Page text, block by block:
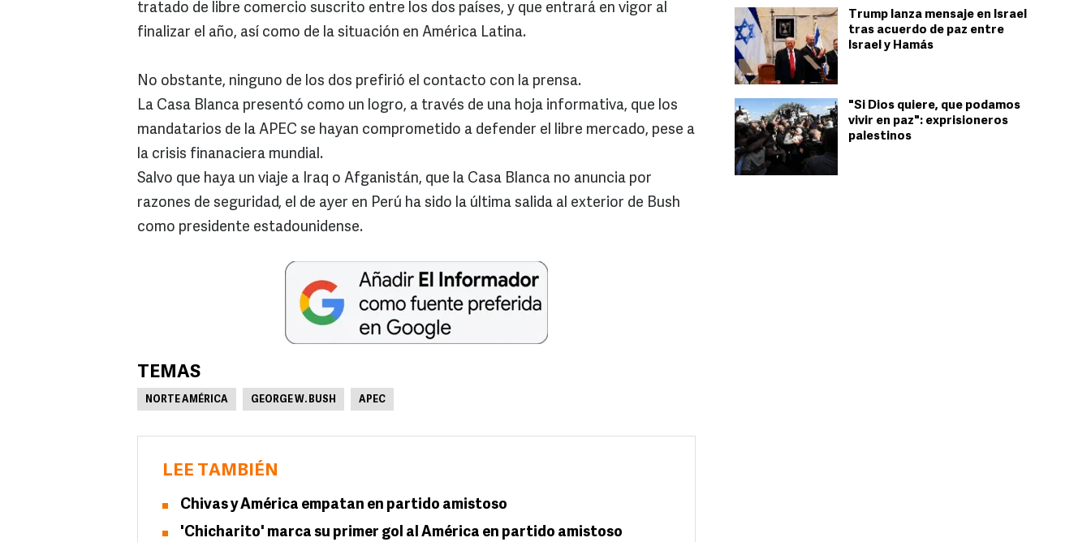
Trump lanza mensaje en Israel
tras acuerdo de paz entre
Israel y Hamás
"Si Dios quiere, que podamos
vivir en paz": exprisioneros
palestinos
tratado de libre comercio suscrito entre los dos países, y que entrará en vigor al
finalizar el año, así como de la situación en América Latina.
No obstante, ninguno de los dos prefirió el contacto con la prensa.
La Casa Blanca presentó como un logro, a través de una hoja informativa, que los
mandatarios de la APEC se hayan comprometido a defender el libre mercado, pese a
la crisis finanaciera mundial.
Salvo que haya un viaje a Iraq o Afganistán, que la Casa Blanca no anuncia por
razones de seguridad, el de ayer en Perú ha sido la última salida al exterior de Bush
como presidente estadounidense.
TEMAS
NORTE AMÉRICA GEORGE W. BUSH APEC
LEE TAMBIÉN
Chivas y América empatan en partido amistoso
'Chicharito' marca su primer gol al América en partido amistoso